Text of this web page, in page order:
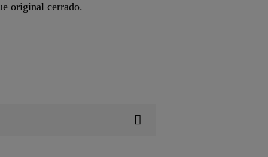
original cerrado.